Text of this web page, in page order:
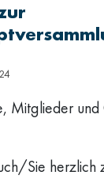
Mitglieder und
Sie herzlich